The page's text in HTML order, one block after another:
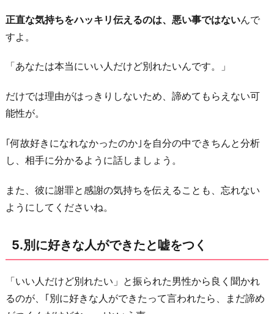
伝
え
る
自
分
落
ち
を
由
に
正直な気持ちをハッキリ伝えるのは、悪い事ではないんで
すよ。
「あなたは本当にいい人だけど別れたいんです。」
だけでは理由がはっきりしないため、諦めてもらえない可
能性が。
｢何故好きになれなかったのか｣を自分の中できちんと分析
し、相手に分かるように話しましょう。
また、彼に謝罪と感謝の気持ちを伝えることも、忘れない
ようにしてくださいね。
5.別に好きな人ができたと嘘をつく
「いい人だけど別れたい」と振られた男性から良く聞かれ
るのが、｢別に好きな人ができたって言われたら、まだ諦め